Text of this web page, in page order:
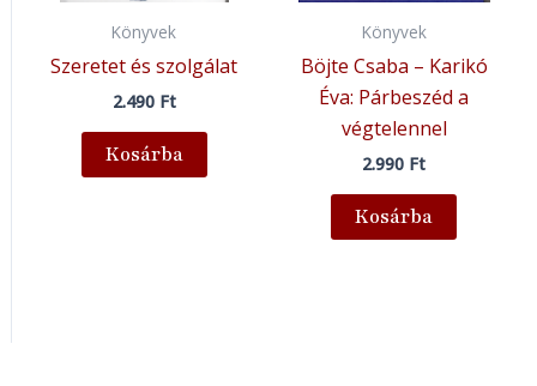
Könyvek
Szeretet és szolgálat
2.490 Ft
Kosárba
Könyvek
Böjte Csaba – Karikó
Éva: Párbeszéd a
végtelennel
2.990 Ft
Kosárba